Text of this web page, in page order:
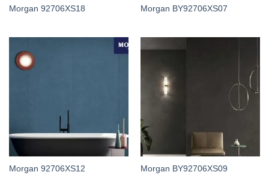
Morgan 92706XS18 Morgan BY92706XS07
Morgan 92706XS12 Morgan BY92706XS09